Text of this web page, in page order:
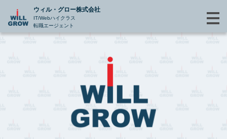
ウィル・グロー株式会社
IT/Webハイクラス
転職エージェント